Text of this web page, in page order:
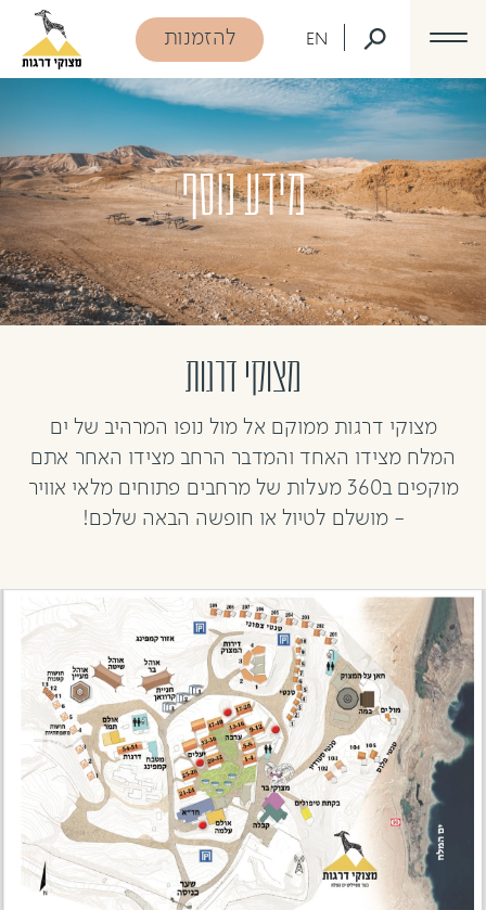
EN להזמנות
מידע נוסף
מצוקי דרגות
מצוקי דרגות ממוקם אל מול נופו המרהיב של ים
המלח מצידו האחד והמדבר הרחב מצידו האחר אתם
מוקפים ב360 מעלות של מרחבים פתוחים מלאי אוויר
- מושלם לטיול או חופשה הבאה שלכם!